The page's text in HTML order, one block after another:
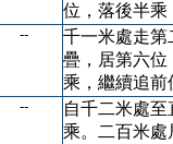
位，落後半乘
--
千一米處走第
疊，居第六位
乘，繼續追前
--
自千二米處
乘。二百米處